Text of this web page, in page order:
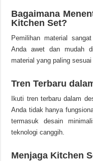
Bagaimana
Kitchen Set?
Pemilihan material
Anda awet dan mudah
material yang paling
Tren Terbaru
Ikuti tren terbaru dalam
Anda tidak hanya
termasuk desain
teknologi canggih.
Menjaga Kitchen